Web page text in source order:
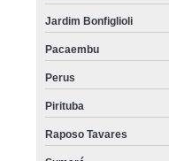
Jardim Bonfiglioli
Pacaembu
Perus
Pirituba
Raposo Tavares